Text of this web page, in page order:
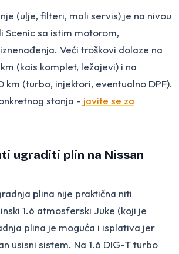
(ulje, filteri, mali servis) je na nivou
Scenic sa istim motorom,
Veći troškovi dolaze na
(kais komplet, ležajevi) i na
(turbo, injektori, eventualno DPF).
stanja - javite se za
ugraditi plin na Nissan
plina nije praktična niti
1.6 atmosferski Juke (koji je
plina je moguća i isplativa jer
usisni sistem. Na 1.6 DIG-T turbo